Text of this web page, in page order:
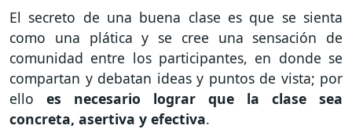
El secreto de una buena clase es que se sienta
como una plática y se cree una sensación de
comunidad entre los participantes, en donde se
compartan y debatan ideas y puntos de vista; por
ello es necesario lograr que la clase sea
concreta, asertiva y efectiva.